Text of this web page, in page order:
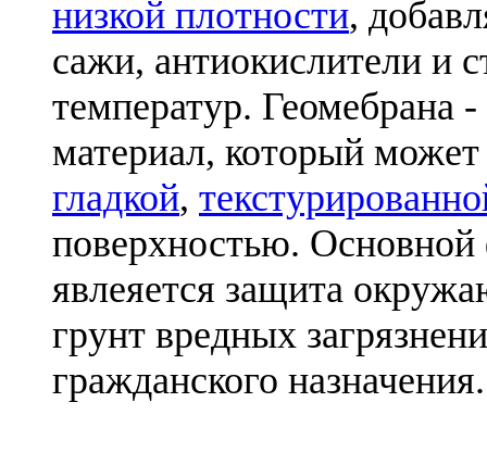
низкой плотности,
сажи, антиокислители и
температур. Геомебрана
материал, который
гладкой,
поверхностью.
явлеяется защита
грунт вредных
гражданского назначения.